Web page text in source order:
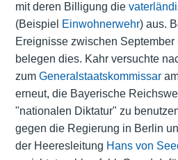
mit deren Billigung die
(Beispiel Einwohnerwehr) aus.
Ereignisse zwischen
belegen dies. Kahr versuchte
zum Generalstaatskommissar
erneut, die Bayerische
"nationalen Diktatur" zu
gegen die Regierung in Berlin
der Heeresleitung Hans von